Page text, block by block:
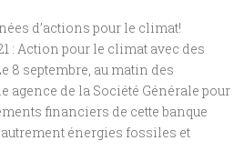
d’actions pour le climat!
: Action pour le climat avec des
8 septembre, au matin des
agence de la Société Générale pour
financiers de cette banque
énergies fossiles et